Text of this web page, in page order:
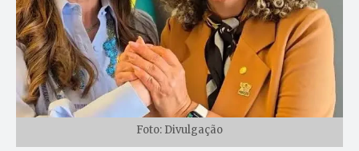
Foto: Divulgação